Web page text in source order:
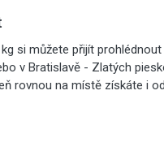
kg si můžete přijít
v Bratislavě - Zlatých
rovnou na místě získáte i